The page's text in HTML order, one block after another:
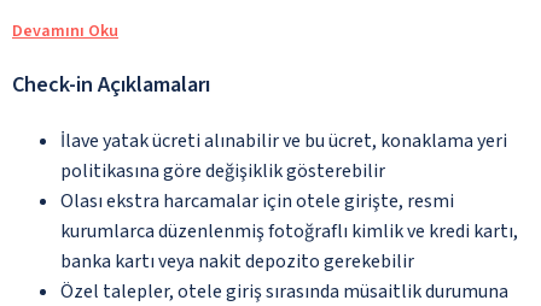
Devamını Oku
Check-in Açıklamaları
İlave yatak ücreti alınabilir ve bu ücret, konaklama yeri
politikasına göre değişiklik gösterebilir
Olası ekstra harcamalar için otele girişte, resmi
kurumlarca düzenlenmiş fotoğraflı kimlik ve kredi kartı,
banka kartı veya nakit depozito gerekebilir
Özel talepler, otele giriş sırasında müsaitlik durumuna